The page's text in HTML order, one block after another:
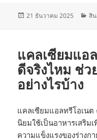
เขียน
21 ธันวาคม 2025
ห
สิ
แคลเซียมแอ
ดีจริงไหม ช่ว
อย่างไรบ้าง
แคลเซียมแอลทรีโอเน
นิยมใช้เป็นอาหารเสริม
ความแข็งแรงของร่างก